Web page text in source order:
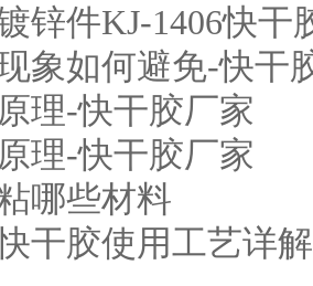
锌件KJ-1406快干
象如何避免-快干
理-快干胶厂家
理-快干胶厂家
哪些材料
干胶使用工艺详解